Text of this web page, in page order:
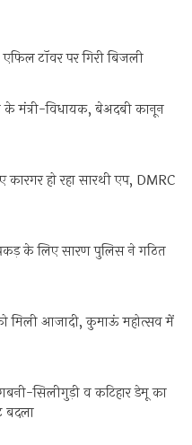
टॉवर पर गिरी बिजली
मंत्री-विधायक, बेअदबी कानून
कारगर हो रहा सारथी एप, DMRC
के लिए सारण पुलिस ने गठित
मिली आजादी, कुमाऊं महोत्सव में
सिलीगुड़ी व कटिहार डेमू का
बदला